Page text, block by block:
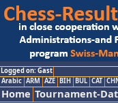
Logged on: Gast
Arabic ARM AZE BIH BUL CAT
Home Tournament-